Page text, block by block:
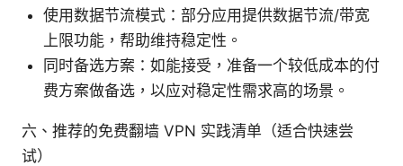
使用数据节流模式：部分应用提供数据节流/带宽
上限功能，帮助维持稳定性。
同时备选方案：如能接受，准备一个较低成本的付
费方案做备选，以应对稳定性需求高的场景。
六、推荐的免费翻墙 VPN 实践清单（适合快速尝
试）